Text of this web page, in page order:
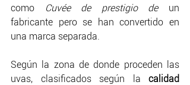
como
Cuvée de prestigio de un
fabricante pero se han convertido en
una marca separada.
Según la zona de donde proceden las
uvas, clasificados según la calidad